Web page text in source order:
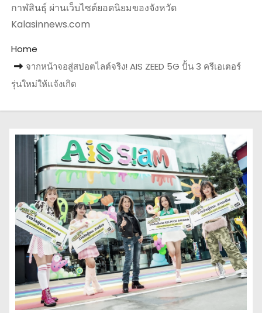
กาฬสินธุ์ ผ่านเว็บไซต์ยอดนิยมของจังหวัด
Kalasinnews.com
Home
จากหน้าจอสู่สปอตไลต์จริง! AIS ZEED 5G ปั้น 3 ครีเอเตอร์
รุ่นใหม่ให้แจ้งเกิด